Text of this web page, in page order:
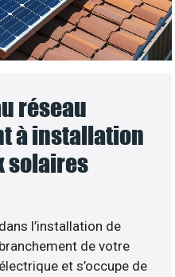
réseau
à installation
solaires
l’installation de
de votre
et s’occupe de